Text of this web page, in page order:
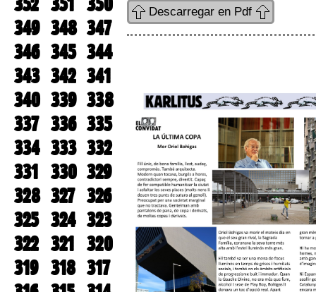
349 348 347
346 345 344
343 342 341
340 339 338
337 336 335
334 333 332
331 330 329
328 327 326
325 324 323
322 321 320
319 318 317
Descarregar en Pdf